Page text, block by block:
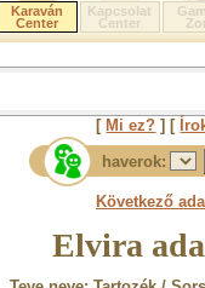
Karaván
Center
Kapcsolat
Center
[ Mi ez? ] [
haverok:
Következő
Elvira